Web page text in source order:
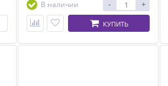
В наличии
- +
КУПИТЬ